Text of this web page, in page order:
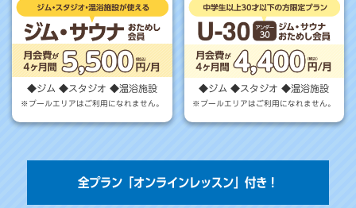
◆ジム ◆スタジオ ◆温浴施設
※プールエリアはご利用になれません。
◆ジム ◆スタジオ ◆温浴施設
※プールエリアはご利用になれません。
全プラン「オンラインレッスン」付き！